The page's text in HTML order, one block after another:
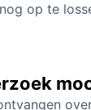
op te